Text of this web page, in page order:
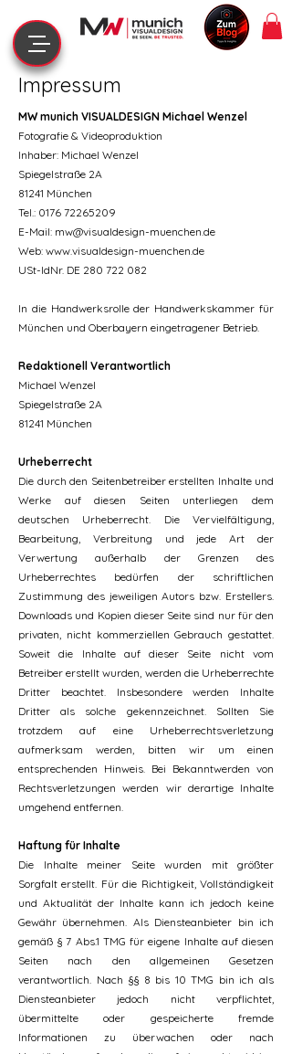
Impressum
MW munich VISUALDESIGN Michael Wenzel
Fotografie & Videoproduktion
Inhaber: Michael Wenzel
Spiegelstraße 2A
81241 München
Tel.: 0176 72265209
E-Mail: mw@visualdesign-muenchen.de
Web: www.visualdesign-muenchen.de
USt-IdNr. DE 280 722 082
In die Handwerksrolle der Handwerkskammer für
München und Oberbayern eingetragener Betrieb.
Redaktionell Verantwortlich
Michael Wenzel
Spiegelstraße 2A
81241 München
Urheberrecht
Die durch den Seitenbetreiber erstellten Inhalte und
Werke auf diesen Seiten unterliegen dem
deutschen Urheberrecht. Die Vervielfältigung,
Bearbeitung, Verbreitung und jede Art der
Verwertung außerhalb der Grenzen des
Urheberrechtes bedürfen der schriftlichen
Zustimmung des jeweiligen Autors bzw. Erstellers.
Downloads und Kopien dieser Seite sind nur für den
privaten, nicht kommerziellen Gebrauch gestattet.
Soweit die Inhalte auf dieser Seite nicht vom
Betreiber erstellt wurden, werden die Urheberrechte
Dritter beachtet. Insbesondere werden Inhalte
Dritter als solche gekennzeichnet. Sollten Sie
trotzdem auf eine Urheberrechtsverletzung
aufmerksam werden, bitten wir um einen
entsprechenden Hinweis. Bei Bekanntwerden von
Rechtsverletzungen werden wir derartige Inhalte
umgehend entfernen.
Haftung für Inhalte
Die Inhalte meiner Seite wurden mit größter
Sorgfalt erstellt. Für die Richtigkeit, Vollständigkeit
und Aktualität der Inhalte kann ich jedoch keine
Gewähr übernehmen. Als Diensteanbieter bin ich
gemäß § 7 Abs.1 TMG für eigene Inhalte auf diesen
Seiten nach den allgemeinen Gesetzen
verantwortlich. Nach §§ 8 bis 10 TMG bin ich als
Diensteanbieter jedoch nicht verpflichtet,
übermittelte oder gespeicherte fremde
Informationen zu überwachen oder nach